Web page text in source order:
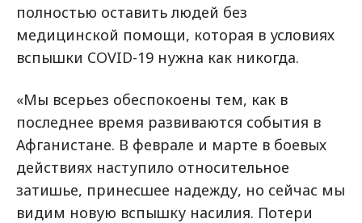
полностью оставить людей без
медицинской помощи, которая в условиях
вспышки COVID-19 нужна как никогда.
«Мы всерьез обеспокоены тем, как в
последнее время развиваются события в
Афганистане. В феврале и марте в боевых
действиях наступило относительное
затишье, принесшее надежду, но сейчас мы
видим новую вспышку насилия. Потери